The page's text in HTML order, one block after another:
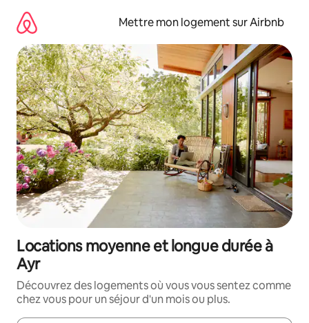
directement
contenu
Mettre mon logement sur Airbnb
Locations moyenne et longue durée à
Ayr
Découvrez des logements où vous vous sentez comme
chez vous pour un séjour d'un mois ou plus.